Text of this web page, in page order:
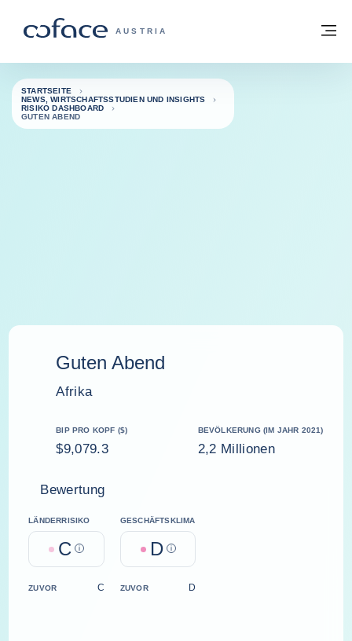
COFACE FOR TRADE - WEBSEITE DER
AUSTRIA
Zurück zur Startseite
STARTSEITE
NEWS, WIRTSCHAFTSSTUDIEN UND INSIGHTS
RISIKO DASHBOARD
GUTEN ABEND
Guten Abend
Afrika
BIP PRO KOPF ($)
$9,079.3
BEVÖLKERUNG (IM JAHR 2021)
2,2 Millionen
Bewertung
LÄNDERRISIKO
C Help
GESCHÄFTSKLIMA
D Help
ZUVOR C ZUVOR D